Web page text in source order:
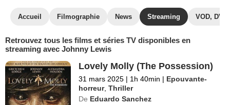
Accueil Filmographie News Streaming VOD, DVD
Retrouvez tous les films et séries TV disponibles en
streaming avec Johnny Lewis
Lovely Molly (The Possession)
31 mars 2025 | 1h 40min | Epouvante-
horreur,Thriller
De Eduardo Sanchez